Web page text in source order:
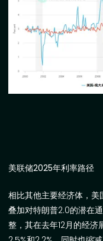
美联储2025年利率路径
相比其他主要经济体，
叠加对特朗普2.0的潜在
整，其在去年12月的经济